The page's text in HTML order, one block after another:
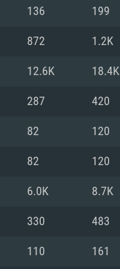
Resolução
(Intel Xeon
Metal.
drivers mais
/ equivalentes
mínima
136 199
872 1.2K
12.6K 18.4K
287 420
82 120
82 120
6.0K 8.7K
330 483
110 161